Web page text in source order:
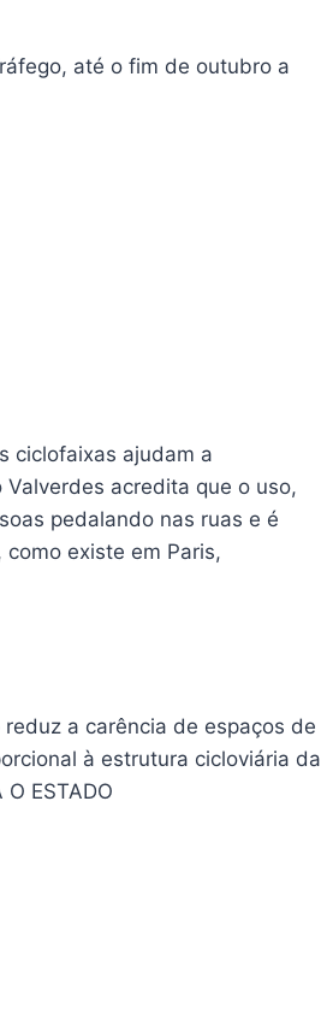
até o fim de outubro a
ciclofaixas ajudam a
acredita que o uso,
pedalando nas ruas e é
existe em Paris,
a carência de espaços de
à estrutura cicloviária da
O ESTADO